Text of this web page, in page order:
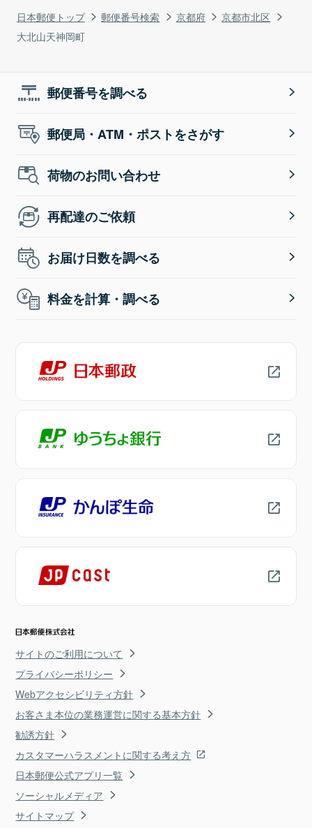
日本郵便トップ 郵便番号検索 京都府
京都市北区
大北山天神岡町
郵便番号を調べる
郵便局・ATM・ポストをさがす
荷物のお問い合わせ
再配達のご依頼
お届け日数を調べる
料金を計算・調べる
サイトのご利用について
プライバシーポリシー
Webアクセシビリティ方針
お客さま本位の業務運営に関する基本方針
勧誘方針
カスタマーハラスメントに関する考え方
日本郵便公式アプリ一覧
ソーシャルメディア
サイトマップ